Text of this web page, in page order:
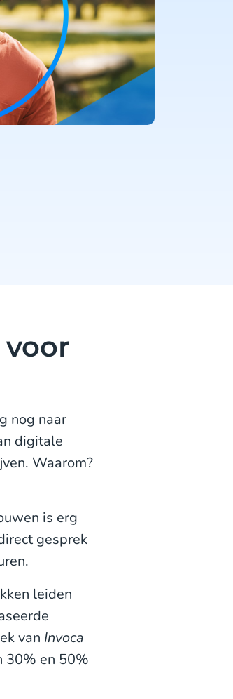
nog naar
digitale
Waarom?
is erg
gesprek
leiden
van Invoca
30% en 50%